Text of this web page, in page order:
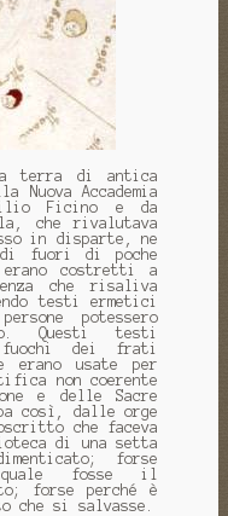
terra di antica
Nuova Accademia
Ficino e da
che rivalutava
in disparte, ne
di fuori di poche
costretti a
che risaliva
testi ermetici
potessero
Questi testi
dei frati
erano usate per
non coerente
e delle Sacre
così, dalle orge
che faceva
di una setta
forse
quale fosse il
forse perché è
che si salvasse.